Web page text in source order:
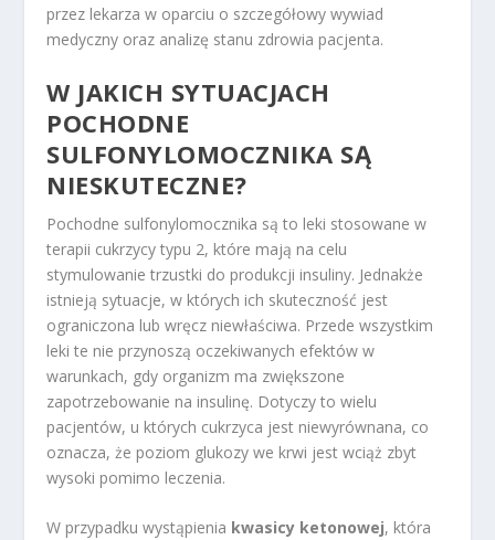
przez lekarza w oparciu o szczegółowy wywiad
medyczny oraz analizę stanu zdrowia pacjenta.
W JAKICH SYTUACJACH
POCHODNE
SULFONYLOMOCZNIKA SĄ
NIESKUTECZNE?
Pochodne sulfonylomocznika są to leki stosowane w
terapii cukrzycy typu 2, które mają na celu
stymulowanie trzustki do produkcji insuliny. Jednakże
istnieją sytuacje, w których ich skuteczność jest
ograniczona lub wręcz niewłaściwa. Przede wszystkim
leki te nie przynoszą oczekiwanych efektów w
warunkach, gdy organizm ma zwiększone
zapotrzebowanie na insulinę. Dotyczy to wielu
pacjentów, u których cukrzyca jest niewyrównana, co
oznacza, że poziom glukozy we krwi jest wciąż zbyt
wysoki pomimo leczenia.
W przypadku wystąpienia kwasicy ketonowej, która